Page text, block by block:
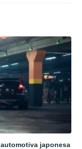
japonesa